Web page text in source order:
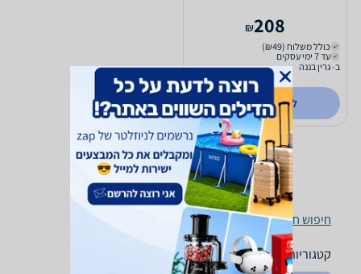
208
₪
כולל משלוח (₪49)
עד 7 ימי עסקים
ב- גרין בננה
לפרטים נוספים
חיפוש חנויות פופים לפי עיר
קטגוריות משלימות